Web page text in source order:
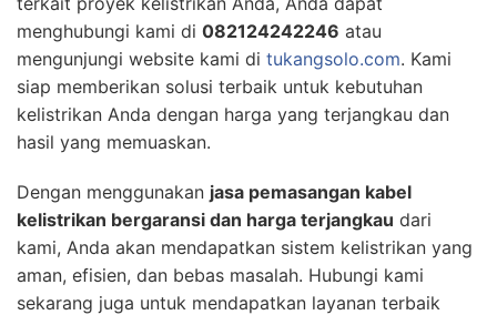
menghubungi kami di 082124242246 atau
mengunjungi website kami di tukangsolo.com. Kami
siap memberikan solusi terbaik untuk kebutuhan
kelistrikan Anda dengan harga yang terjangkau dan
hasil yang memuaskan.
Dengan menggunakan jasa pemasangan kabel
kelistrikan bergaransi dan harga terjangkau dari
kami, Anda akan mendapatkan sistem kelistrikan yang
aman, efisien, dan bebas masalah. Hubungi kami
sekarang juga untuk mendapatkan layanan terbaik